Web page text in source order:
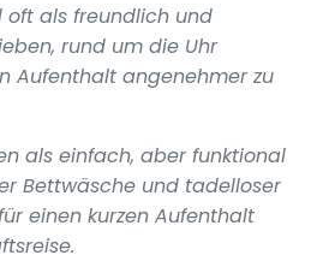
oft als freundlich und
rund um die Uhr
Aufenthalt angenehmer zu
als einfach, aber funktional
Bettwäsche und tadelloser
einen kurzen Aufenthalt